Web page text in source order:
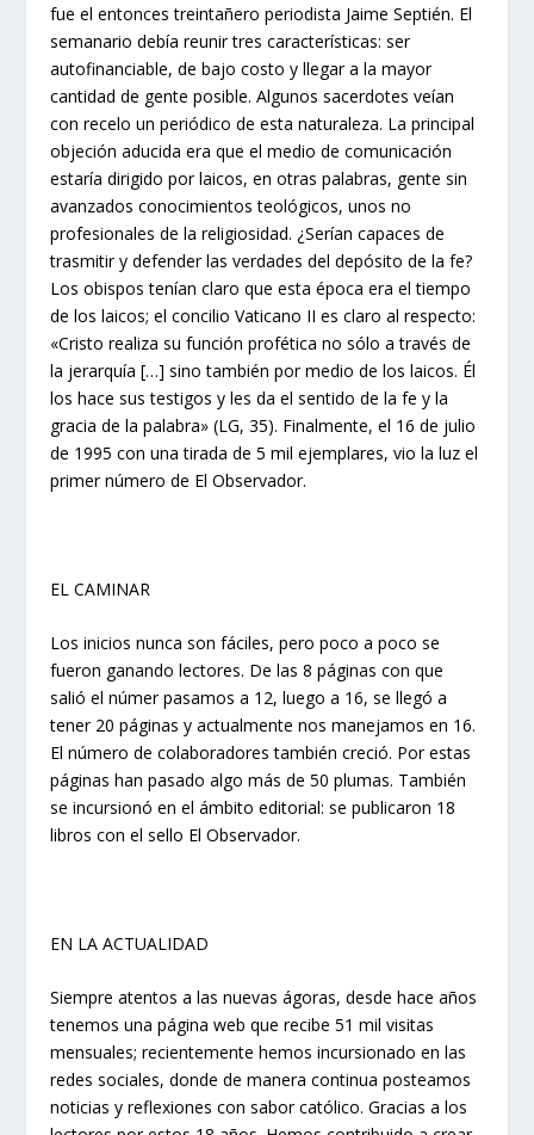
fue el entonces treintañero periodista Jaime Septién. El
semanario debía reunir tres características: ser
autofinanciable, de bajo costo y llegar a la mayor
cantidad de gente posible. Algunos sacerdotes veían
con recelo un periódico de esta naturaleza. La principal
objeción aducida era que el medio de comunicación
estaría dirigido por laicos, en otras palabras, gente sin
avanzados conocimientos teológicos, unos no
profesionales de la religiosidad. ¿Serían capaces de
trasmitir y defender las verdades del depósito de la fe?
Los obispos tenían claro que esta época era el tiempo
de los laicos; el concilio Vaticano II es claro al respecto:
«Cristo realiza su función profética no sólo a través de
la jerarquía […] sino también por medio de los laicos. Él
los hace sus testigos y les da el sentido de la fe y la
gracia de la palabra» (LG, 35). Finalmente, el 16 de julio
de 1995 con una tirada de 5 mil ejemplares, vio la luz el
primer número de El Observador.
EL CAMINAR
Los inicios nunca son fáciles, pero poco a poco se
fueron ganando lectores. De las 8 páginas con que
salió el númer pasamos a 12, luego a 16, se llegó a
tener 20 páginas y actualmente nos manejamos en 16.
El número de colaboradores también creció. Por estas
páginas han pasado algo más de 50 plumas. También
se incursionó en el ámbito editorial: se publicaron 18
libros con el sello El Observador.
EN LA ACTUALIDAD
Siempre atentos a las nuevas ágoras, desde hace años
tenemos una página web que recibe 51 mil visitas
mensuales; recientemente hemos incursionado en las
redes sociales, donde de manera continua posteamos
noticias y reflexiones con sabor católico. Gracias a los